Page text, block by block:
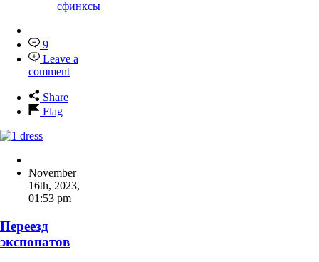
сфинксы
9
Leave a
comment
Share
Flag
November
16th, 2023,
01:53 pm
Переезд
экспонатов